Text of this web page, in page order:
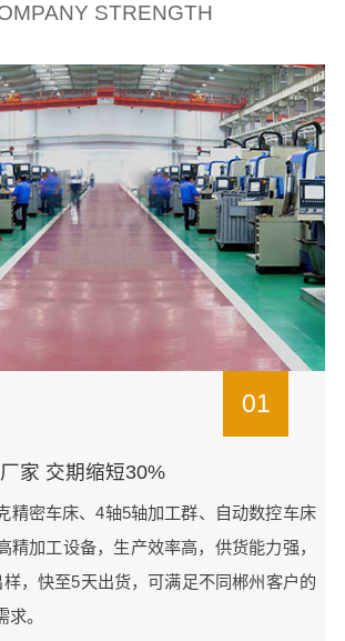
STRENGTH
01
家 交期缩短30%
精密车床、4轴5轴加工群、自动数控车床
精加工设备，生产效率高，供货能力强，
，快至5天出货，可满足不同郴州客户的
。